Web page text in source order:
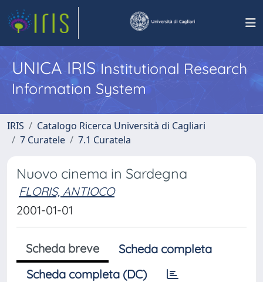
UNICA IRISInstitutional Research
Information System
IRIS
Catalogo Ricerca Università di Cagliari
7 Curatele
7.1 Curatela
Nuovo cinema in Sardegna
FLORIS, ANTIOCO
2001-01-01
Scheda breve
Scheda completa
Scheda completa (DC)